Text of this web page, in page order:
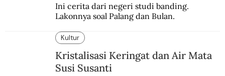
Ini cerita dari negeri studi banding.
Lakonnya soal Palang dan Bulan.
Kultur
Kristalisasi Keringat dan Air Mata
Susi Susanti